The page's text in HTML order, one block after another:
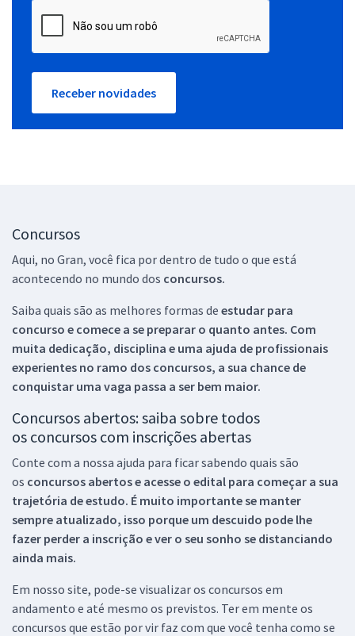
Receber novidades
Concursos
Aqui, no Gran, você fica por dentro de tudo o que está
acontecendo no mundo dos concursos.
Saiba quais são as melhores formas de estudar para
concurso e comece a se preparar o quanto antes. Com
muita dedicação, disciplina e uma ajuda de profissionais
experientes no ramo dos concursos, a sua chance de
conquistar uma vaga passa a ser bem maior.
Concursos abertos: saiba sobre todos
os concursos com inscrições abertas
Conte com a nossa ajuda para ficar sabendo quais são
os concursos abertos e acesse o edital para começar a sua
trajetória de estudo. É muito importante se manter
sempre atualizado, isso porque um descuido pode lhe
fazer perder a inscrição e ver o seu sonho se distanciando
ainda mais.
Em nosso site, pode-se visualizar os concursos em
andamento e até mesmo os previstos. Ter em mente os
concursos que estão por vir faz com que você tenha como se